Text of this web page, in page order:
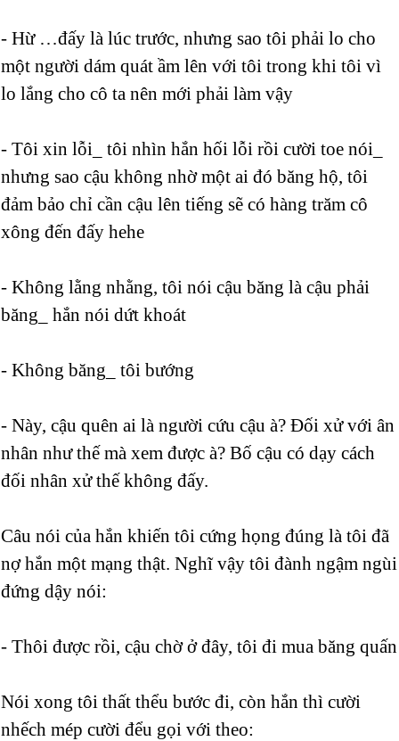
- Hừ …đấy là lúc trước, nhưng sao tôi phải lo cho
một người dám quát ầm lên với tôi trong khi tôi vì
lo lắng cho cô ta nên mới phải làm vậy
- Tôi xin lỗi_ tôi nhìn hắn hối lỗi rồi cười toe nói_
nhưng sao cậu không nhờ một ai đó băng hộ, tôi
đảm bảo chỉ cần cậu lên tiếng sẽ có hàng trăm cô
xông đến đấy hehe
- Không lằng nhằng, tôi nói cậu băng là cậu phải
băng_ hắn nói dứt khoát
- Không băng_ tôi bướng
- Này, cậu quên ai là người cứu cậu à? Đối xử với ân
nhân như thế mà xem được à? Bố cậu có dạy cách
đối nhân xử thế không đấy.
Câu nói của hắn khiến tôi cứng họng đúng là tôi đã
nợ hắn một mạng thật. Nghĩ vậy tôi đành ngậm ngùi
đứng dậy nói:
- Thôi được rồi, cậu chờ ở đây, tôi đi mua băng quấn
Nói xong tôi thất thểu bước đi, còn hắn thì cười
nhếch mép cười đểu gọi với theo: